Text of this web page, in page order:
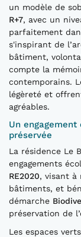
un modèle de
R+7, avec un
parfaitement
s'inspirant de
bâtiment,
compte la
contemporains.
légèreté et
agréables.
Un
préservée
La résidence Le
engagements
RE2020, visant à
bâtiments, et
démarche
préservation de
Les espaces